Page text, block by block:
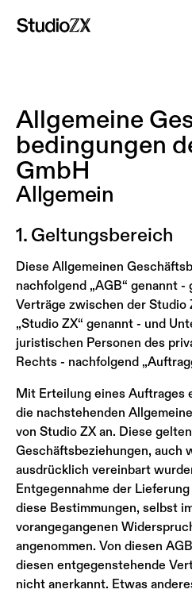
Allgemeine
bedingungen
GmbH
Allgemein
1. Geltungsbereich
Diese Allgemeinen
nachfolgend „AGB“ genannt
Verträge zwischen der Studio
„Studio ZX“ genannt - und
juristischen Personen des
Rechts - nachfolgend
Mit Erteilung eines Auftrages
die nachstehenden
von Studio ZX an. Diese
Geschäftsbeziehungen, auch
ausdrücklich vereinbart
Entgegennahme der
diese Bestimmungen, selbst
vorangegangenen
angenommen. Von diesen
diesen entgegenstehende
nicht anerkannt. Etwas